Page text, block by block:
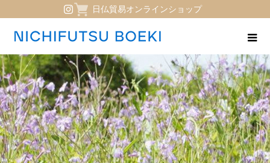
日仏貿易オンラインショップ